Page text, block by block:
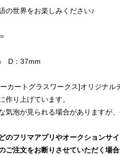
の世界をお楽しみください♪
D：37mm
カートグラスワークス]オリジナル
り上げています。
泡が見られる場合がありますが
のフリマアプリやオークションサ
注文をお断りさせていただく場合